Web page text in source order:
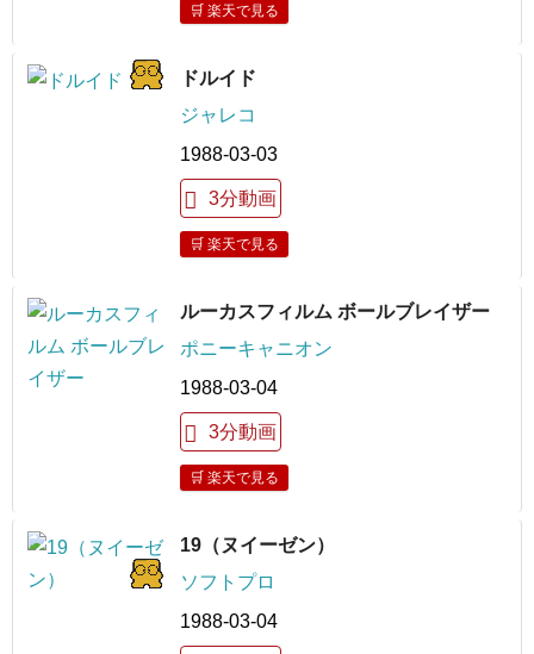
🛒 楽天で見る
ドルイド
ジャレコ
1988-03-03
3分動画
🛒 楽天で見る
ルーカスフィルム ボールブレイザー
ポニーキャニオン
1988-03-04
3分動画
🛒 楽天で見る
19（ヌイーゼン）
ソフトプロ
1988-03-04